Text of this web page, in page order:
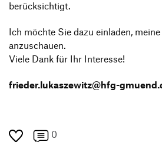
berücksichtigt.
Ich möchte Sie dazu einladen,
anzuschauen.
Viele Dank für Ihr Interesse!
frieder.lukaszewitz@hfg-
0